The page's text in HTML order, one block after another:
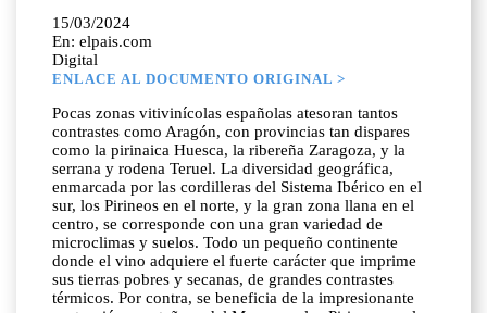
15/03/2024
En: elpais.com
Digital
ENLACE AL DOCUMENTO ORIGINAL >
Pocas zonas vitivinícolas españolas atesoran tantos
contrastes como Aragón, con provincias tan dispares
como la pirinaica Huesca, la ribereña Zaragoza, y la
serrana y rodena Teruel. La diversidad geográfica,
enmarcada por las cordilleras del Sistema Ibérico en el
sur, los Pirineos en el norte, y la gran zona llana en el
centro, se corresponde con una gran variedad de
microclimas y suelos. Todo un pequeño continente
donde el vino adquiere el fuerte carácter que imprime
sus tierras pobres y secanas, de grandes contrastes
térmicos. Por contra, se beneficia de la impresionante